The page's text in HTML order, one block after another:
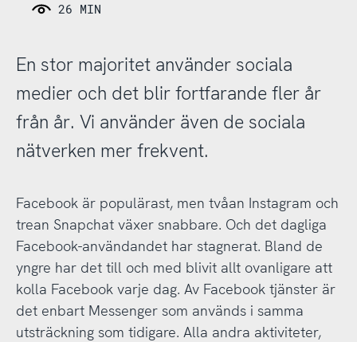
26 MIN
En stor majoritet använder sociala
medier och det blir fortfarande fler år
från år. Vi använder även de sociala
nätverken mer frekvent.
Facebook är populärast, men tvåan Instagram och
trean Snapchat växer snabbare. Och det dagliga
Facebook-användandet har stagnerat. Bland de
yngre har det till och med blivit allt ovanligare att
kolla Facebook varje dag. Av Facebook tjänster är
det enbart Messenger som används i samma
utsträckning som tidigare. Alla andra aktiviteter,